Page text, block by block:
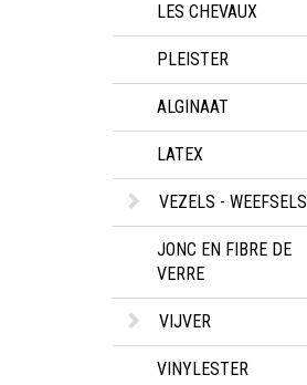
LES CHEVAUX
PLEISTER
ALGINAAT
LATEX
VEZELS - WEEFSELS
JONC EN FIBRE DE
VERRE
VIJVER
VINYLESTER